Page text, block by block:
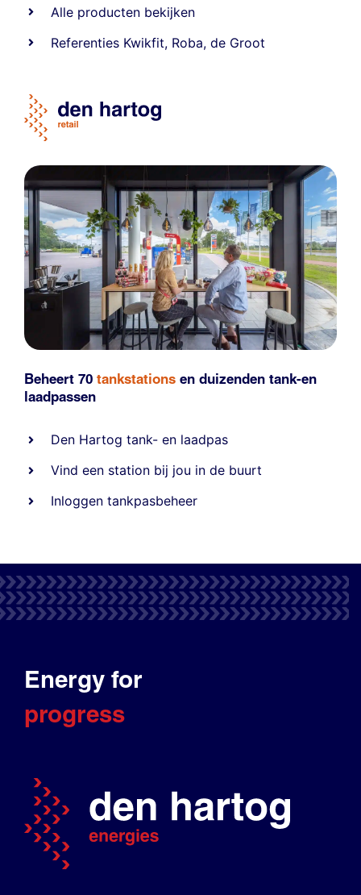
Alle producten bekijken
Referenties Kwikfit, Roba,de Groot
Beheert 70 tankstations en duizenden tank-en
laadpassen
Den Hartog tank- en laadpas
Vind een station bij jou in de buurt
Inloggen tankpasbeheer
Energy for
progress